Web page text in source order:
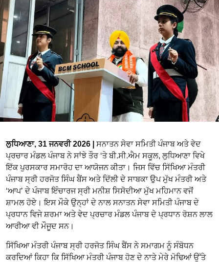
ਲੁਧਿਆਣਾ, 31 ਜਨਵਰੀ 2026 |
ਸਨਾਤਨ ਸੇਵਾ ਸਮਿਤੀ ਪੰਜਾਬ ਅਤੇ ਵੇਦ
ਪ੍ਰਚਾਰ ਮੰਡਲ ਪੰਜਾਬ ਨੇ ਸਾਂਝੇ ਤੌਰ ‘ਤੇ ਬੀ.ਸੀ.ਐਮ ਸਕੂਲ, ਲੁਧਿਆਣਾ ਵਿਖੇ
ਇੱਕ ਪੁਰਸਕਾਰ ਸਮਾਰੋਹ ਦਾ ਆਯੋਜਨ ਕੀਤਾ। ਜਿਸ ਵਿੱਚ ਸਿੱਖਿਆ ਮੰਤਰੀ
ਪੰਜਾਬ ਸ੍ਰੀ ਹਰਜੋਤ ਸਿੰਘ ਬੈਂਸ ਅਤੇ ਦਿੱਲੀ ਦੇ ਸਾਬਕਾ ਉਪ ਮੁੱਖ ਮੰਤਰੀ ਅਤੇ
‘ਆਪ’ ਦੇ ਪੰਜਾਬ ਇੰਚਾਰਜ ਸ੍ਰੀ ਮਨੀਸ਼ ਸਿਸੋਦੀਆ ਮੁੱਖ ਮਹਿਮਾਨ ਵਜੋਂ
ਸ਼ਾਮਲ ਹੋਏ। ਇਸ ਮੌਕੇ ਉਨ੍ਹਾਂ ਦੇ ਨਾਲ ਸਨਾਤਨ ਸੇਵਾ ਸਮਿਤੀ ਪੰਜਾਬ ਦੇ
ਪ੍ਰਧਾਨ ਵਿਜੇ ਸ਼ਰਮਾ ਅਤੇ ਵੇਦ ਪ੍ਰਚਾਰ ਮੰਡਲ ਪੰਜਾਬ ਦੇ ਪ੍ਰਧਾਨ ਰੋਸ਼ਨ ਲਾਲ
ਆਰੀਆ ਵੀ ਮੌਜੂਦ ਸਨ।
ਸਿੱਖਿਆ ਮੰਤਰੀ ਪੰਜਾਬ ਸ੍ਰੀ ਹਰਜੋਤ ਸਿੰਘ ਬੈਂਸ ਨੇ ਸਮਾਗਮ ਨੂੰ ਸੰਬੋਧਨ
ਕਰਦਿਆਂ ਕਿਹਾ ਕਿ ਸਿੱਖਿਆ ਮੰਤਰੀ ਪੰਜਾਬ ਹੋਣ ਦੇ ਨਾਤੇ ਮੇਰੇ ਮੋਢਿਆਂ ਉੱਤੇ